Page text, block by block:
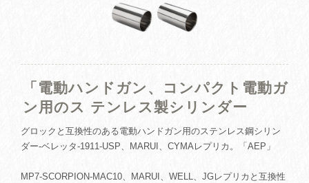
「電動ハンドガン、コンパクト電動ガ
ン用のス テンレス製シリンダー
グロックと互換性のある電動ハンドガン用のステンレス鋼シリン
ダー-ベレッタ-1911-USP、MARUI、CYMAレプリカ。「AEP」
MP7-SCORPION-MAC10、MARUI、WELL、JGレプリカと互換性